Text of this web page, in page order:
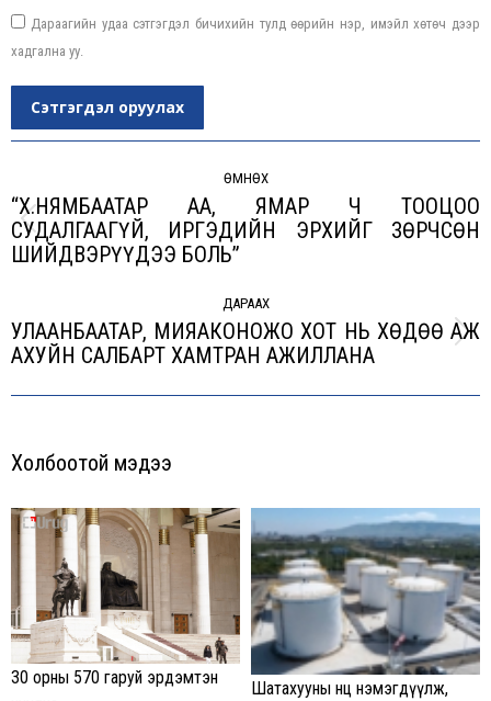
Дараагийн удаа сэтгэгдэл бичихийн тулд өөрийн нэр, имэйл хөтөч дээр
хадгална уу.
Сэтгэгдэл оруулах
ӨМНӨХ
Previous
“Х.НЯМБААТАР АА, ЯМАР Ч ТООЦОО
СУДАЛГААГҮЙ, ИРГЭДИЙН ЭРХИЙГ ЗӨРЧСӨН
ШИЙДВЭРҮҮДЭЭ БОЛЬ”
ДАРААХ
Next
УЛААНБААТАР, МИЯАКОНОЖО ХОТ НЬ ХӨДӨӨ АЖ
АХУЙН САЛБАРТ ХАМТРАН АЖИЛЛАНА
Холбоотой мэдээ
30 орны 570 гаруй эрдэмтэн
Шатахууны нөөц нэмэгдүүлж,